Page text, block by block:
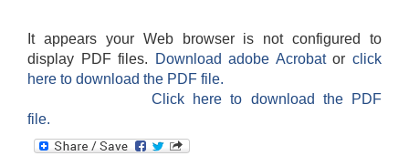
It appears your Web browser is not configured to
display PDF files.
Download adobe Acrobatorclick
here to download the PDF file.
Click here to download the PDF
file.